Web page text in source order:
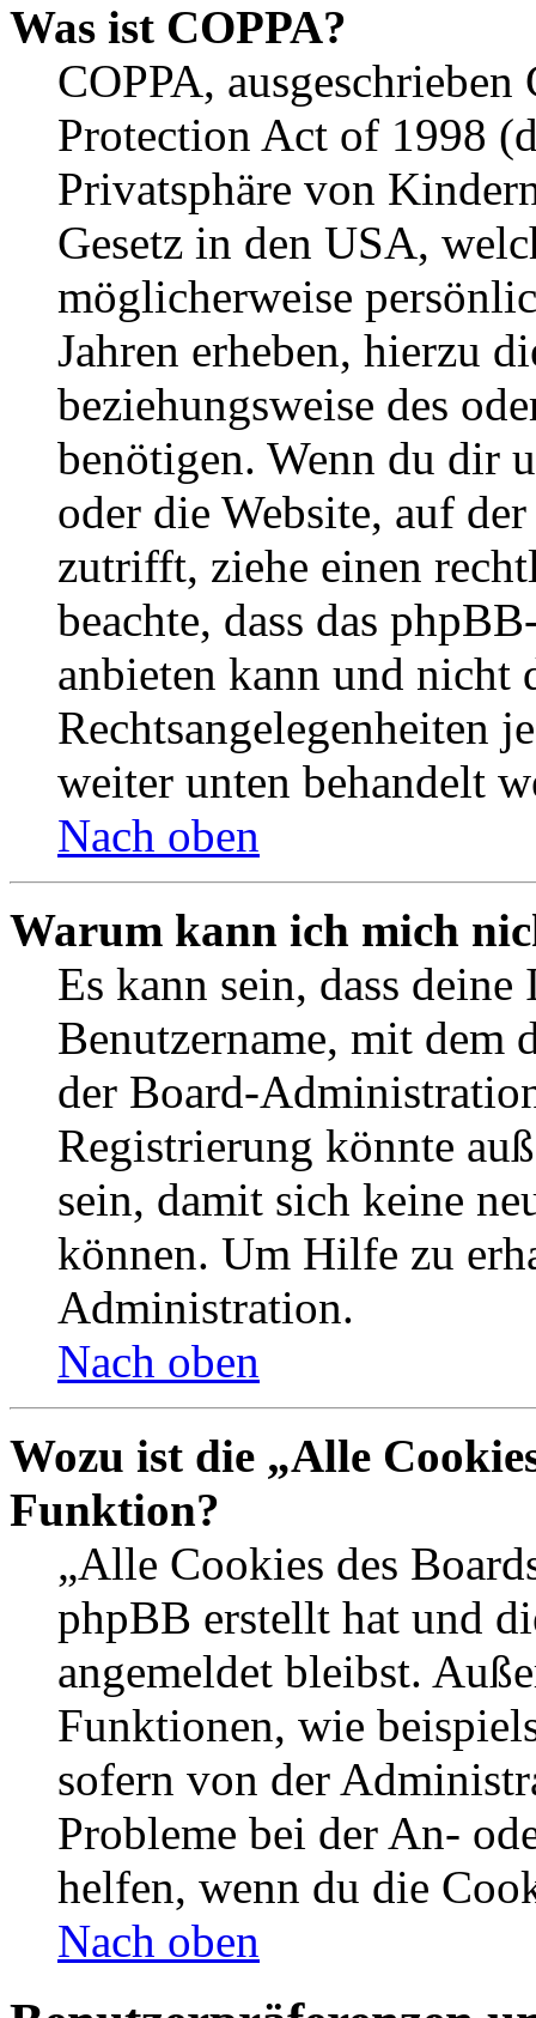
Was ist COPPA?
COPPA,
Protection Act of 1998
Privatsphäre von
Gesetz in den USA,
möglicherweise
Jahren erheben, hierzu
beziehungsweise des
benötigen. Wenn du dir
oder die Website, auf
zutrifft, ziehe einen
beachte, dass das
anbieten kann und nicht
Rechtsangelegenheiten
weiter unten behandelt
Nach oben
Warum kann ich mich
Es kann sein, dass
Benutzername, mit dem
der Board-
Registrierung könnte
sein, damit sich keine
können. Um Hilfe zu
Administration.
Nach oben
Wozu ist die „Alle
Funktion?
„Alle Cookies des
phpBB erstellt hat und
angemeldet bleibst.
Funktionen, wie
sofern von der
Probleme bei der An-
helfen, wenn du die
Nach oben